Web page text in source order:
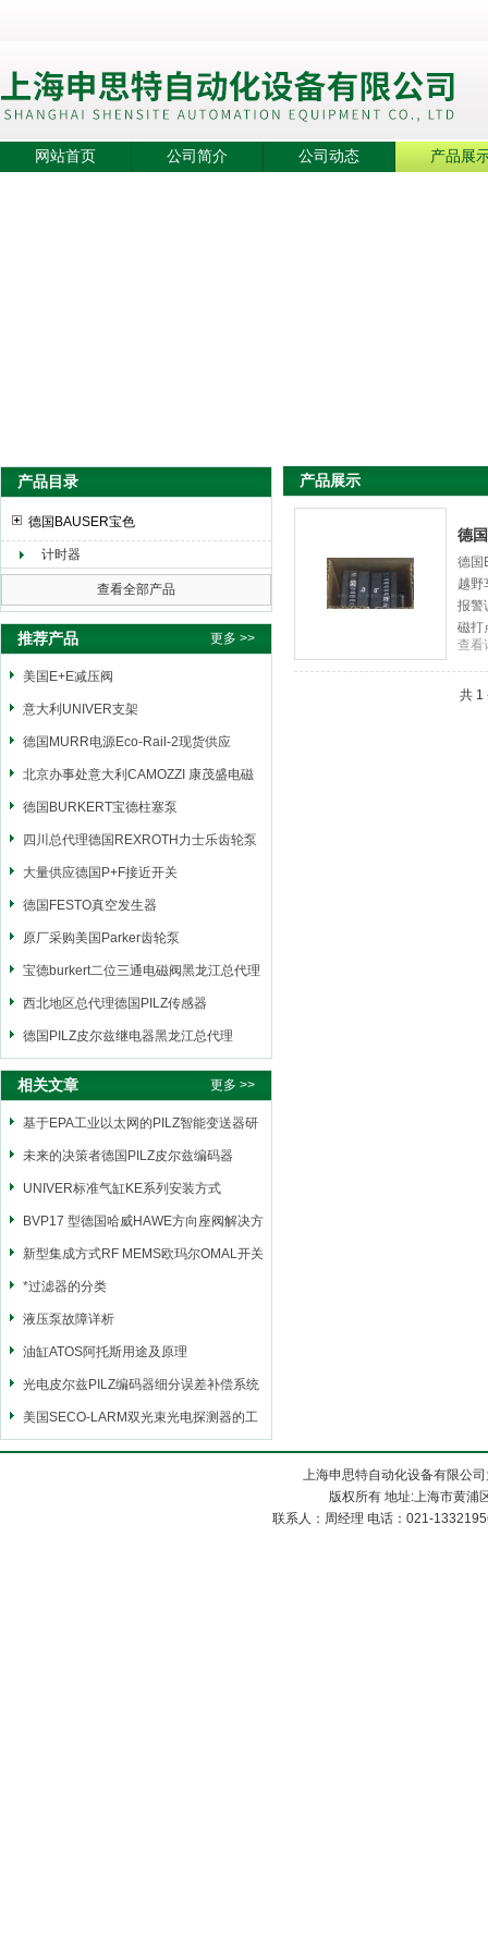
上海申思特自动化设备有限公司
网站首页 公司简介 公司动态 产品展
产品目录
德国BAUSER宝色
计时器
查看全部产品
推荐产品 更多 >>
美国E+E减压阀
意大利UNIVER支架
德国MURR电源Eco-Rail-2现货供应
北京办事处意大利CAMOZZI 康茂盛电磁
阀
德国BURKERT宝德柱塞泵
四川总代理德国REXROTH力士乐齿轮泵
大量供应德国P+F接近开关
德国FESTO真空发生器
原厂采购美国Parker齿轮泵
宝德burkert二位三通电磁阀黑龙江总代理
西北地区总代理德国PILZ传感器
德国PILZ皮尔兹继电器黑龙江总代理
相关文章 更多 >>
基于EPA工业以太网的PILZ智能变送器研
究
未来的决策者德国PILZ皮尔兹编码器
UNIVER标准气缸KE系列安装方式
BVP17 型德国哈威HAWE方向座阀解决方
案
新型集成方式RF MEMS欧玛尔OMAL开关
*过滤器的分类
液压泵故障详析
油缸ATOS阿托斯用途及原理
光电皮尔兹PILZ编码器细分误差补偿系统
美国SECO-LARM双光束光电探测器的工
作原理
产品展示
德
德国
越野
报警
磁打
计时
查看
共 1
上海申思特自动化设备有限公
版权所有 地址:上海市黄浦
联系人：周经理 电话：021-